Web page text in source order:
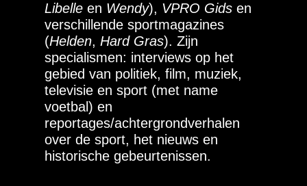
Libelle en Wendy), VPRO Gids en
verschillende sportmagazines
(Helden, Hard Gras). Zijn
specialismen: interviews op het
gebied van politiek, film, muziek,
televisie en sport (met name
voetbal) en
reportages/achtergrondverhalen
over de sport, het nieuws en
historische gebeurtenissen.